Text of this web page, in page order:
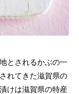
とされるかぶの一
れてきた滋賀県の
けは滋賀県の特産